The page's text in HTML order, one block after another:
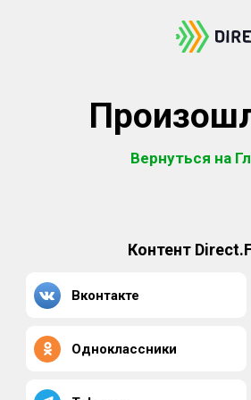
Вернуться на
Контент
Вконтакте
Одноклассники